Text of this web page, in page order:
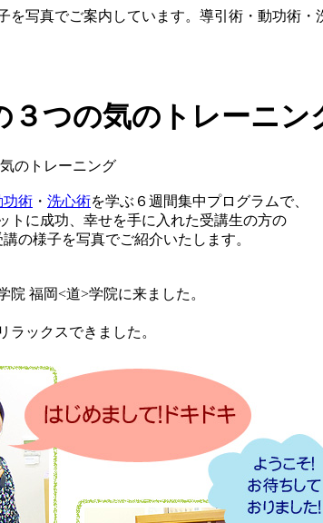
写真でご案内しています。導引術・動功術
３つの気のトレーニン
のトレーニング
功術 ・ 洗心術を学ぶ６週間集中プログラムで、
トに成功、幸せを手に入れた受講生の方の
講の様子を写真でご紹介いたします。
院 福岡<道>学院に来ました。
ックスできました。